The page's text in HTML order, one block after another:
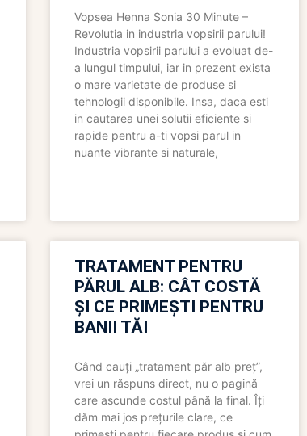
Vopsea Henna Sonia 30 Minute –
Revolutia in industria vopsirii parului!
Industria vopsirii parului a evoluat de-
a lungul timpului, iar in prezent exista
o mare varietate de produse si
tehnologii disponibile. Insa, daca esti
in cautarea unei solutii eficiente si
rapide pentru a-ti vopsi parul in
nuante vibrante si naturale,
TRATAMENT PENTRU
PĂRUL ALB: CÂT COSTĂ
ȘI CE PRIMEȘTI PENTRU
BANII TĂI
Când cauți „tratament păr alb preț”,
vrei un răspuns direct, nu o pagină
care ascunde costul până la final. Îți
dăm mai jos prețurile clare, ce